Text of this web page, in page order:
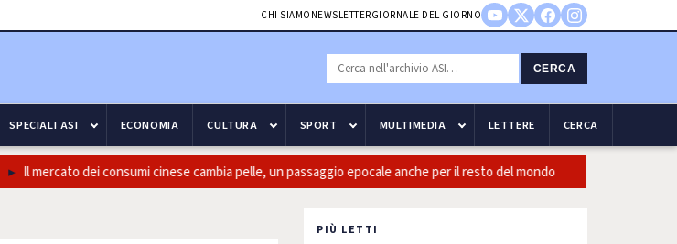
CHI SIAMO NEWSLETTERGIORNALE DEL GIORNO
CERCA
SPECIALI ASI ECONOMIA CULTURA SPORT MULTIMEDIA LETTERE CERCA
Il mercato dei consumi cinese cambia pelle, un passaggio epocale anche per il resto del mondo
PIÙ LETTI